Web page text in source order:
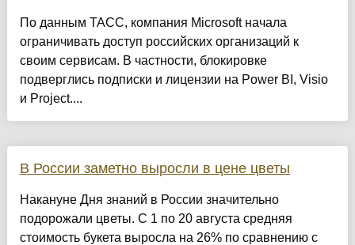
По данным ТАСС, компания Microsoft начала
ограничивать доступ российских организаций к
своим сервисам. В частности, блокировке
подверглись подписки и лицензии на Power BI, Visio
и Project....
В России заметно выросли в цене цветы
Накануне Дня знаний в России значительно
подорожали цветы. С 1 по 20 августа средняя
стоимость букета выросла на 26% по сравнению с